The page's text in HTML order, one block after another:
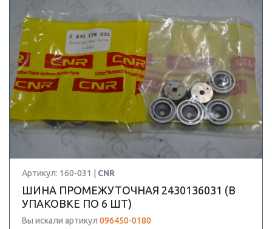
Артикул: 160-031 | CNR
ШИНА ПРОМЕЖУТОЧНАЯ 2430136031 (В
УПАКОВКЕ ПО 6 ШТ)
Вы искали артикул 096450-0180